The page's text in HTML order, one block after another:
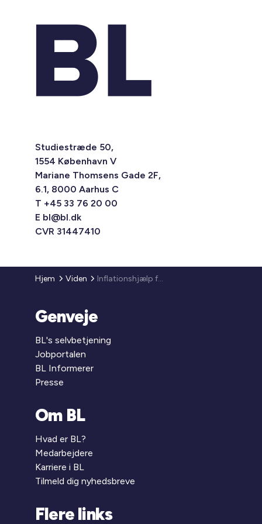
Studiestræde 50,
1554 København V
Mariane Thomsens Gade 2F,
6.1, 8000 Aarhus C
T +45 33 76 20 00
E bl@bl.dk
CVR 31447410
Hjem Viden Inflationshjælp forventes til sommer
Genveje
BL's selvbetjening
Jobportalen
BL Informerer
Presse
Om BL
Hvad er BL?
Medarbejdere
Karriere i BL
Tilmeld dig nyhedsbreve
Flere links